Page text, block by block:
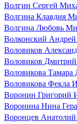
Волгин Сергей
Волгина Клавдия
Волгина Любовь
Волконский
Воловиков
Воловиков
Воловикова Тамара
Воловикова Фекла
Воронин Григорий
Воронина Нина
Воронцев